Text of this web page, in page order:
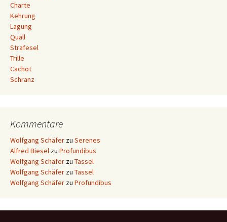
Charte
Kehrung
Lagung
Quall
Strafesel
Trille
Cachot
Schranz
Kommentare
Wolfgang Schäfer zu Serenes
Alfred Biesel zu Profundibus
Wolfgang Schäfer zu Tassel
Wolfgang Schäfer zu Tassel
Wolfgang Schäfer zu Profundibus